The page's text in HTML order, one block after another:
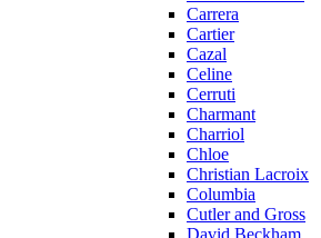
Carrera
Cartier
Cazal
Celine
Cerruti
Charmant
Charriol
Chloe
Christian Lacroix
Columbia
Cutler and Gross
David Beckham